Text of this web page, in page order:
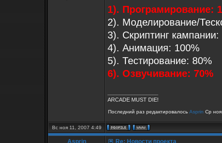
1). Програмирование:
2). Моделирование/
3). Скриптинг
4). Анимация: 100%
5). Тестирование: 80%
6). Озвучивание: 70%
ARCADE MUST DIE!
Последний раз редактировалось Asprin Ср ноя
Вс ноя 11, 2007 4:49
Asprin
Re: Новости проекта